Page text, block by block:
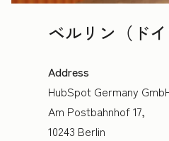
ベルリン（ドイ
Address
HubSpot Germany
Am Postbahnhof 17,
10243 Berlin